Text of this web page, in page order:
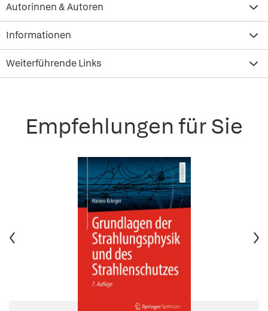
Autorinnen & Autoren
Informationen
Weiterführende Links
Empfehlungen für Sie